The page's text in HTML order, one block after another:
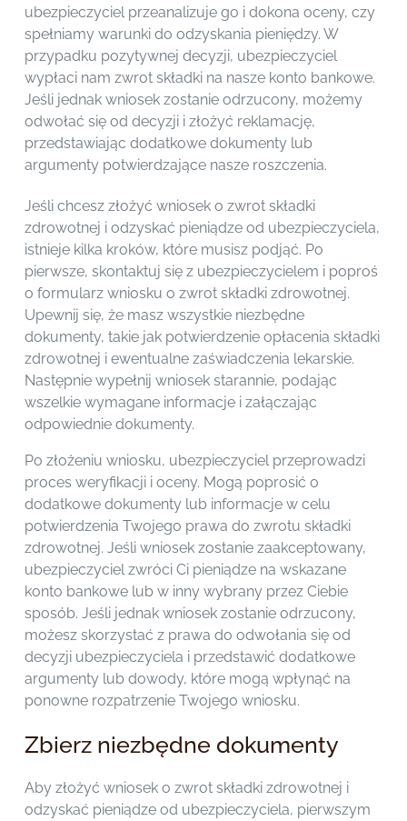
ubezpieczyciel przeanalizuje go i dokona oceny, czy
spełniamy warunki do odzyskania pieniędzy. W
przypadku pozytywnej decyzji, ubezpieczyciel
wypłaci nam zwrot składki na nasze konto bankowe.
Jeśli jednak wniosek zostanie odrzucony, możemy
odwołać się od decyzji i złożyć reklamację,
przedstawiając dodatkowe dokumenty lub
argumenty potwierdzające nasze roszczenia.
Jeśli chcesz złożyć wniosek o zwrot składki
zdrowotnej i odzyskać pieniądze od ubezpieczyciela,
istnieje kilka kroków, które musisz podjąć. Po
pierwsze, skontaktuj się z ubezpieczycielem i poproś
o formularz wniosku o zwrot składki zdrowotnej.
Upewnij się, że masz wszystkie niezbędne
dokumenty, takie jak potwierdzenie opłacenia składki
zdrowotnej i ewentualne zaświadczenia lekarskie.
Następnie wypełnij wniosek starannie, podając
wszelkie wymagane informacje i załączając
odpowiednie dokumenty.
Po złożeniu wniosku, ubezpieczyciel przeprowadzi
proces weryfikacji i oceny. Mogą poprosić o
dodatkowe dokumenty lub informacje w celu
potwierdzenia Twojego prawa do zwrotu składki
zdrowotnej. Jeśli wniosek zostanie zaakceptowany,
ubezpieczyciel zwróci Ci pieniądze na wskazane
konto bankowe lub w inny wybrany przez Ciebie
sposób. Jeśli jednak wniosek zostanie odrzucony,
możesz skorzystać z prawa do odwołania się od
decyzji ubezpieczyciela i przedstawić dodatkowe
argumenty lub dowody, które mogą wpłynąć na
ponowne rozpatrzenie Twojego wniosku.
Zbierz niezbędne dokumenty
Aby złożyć wniosek o zwrot składki zdrowotnej i
odzyskać pieniądze od ubezpieczyciela, pierwszym